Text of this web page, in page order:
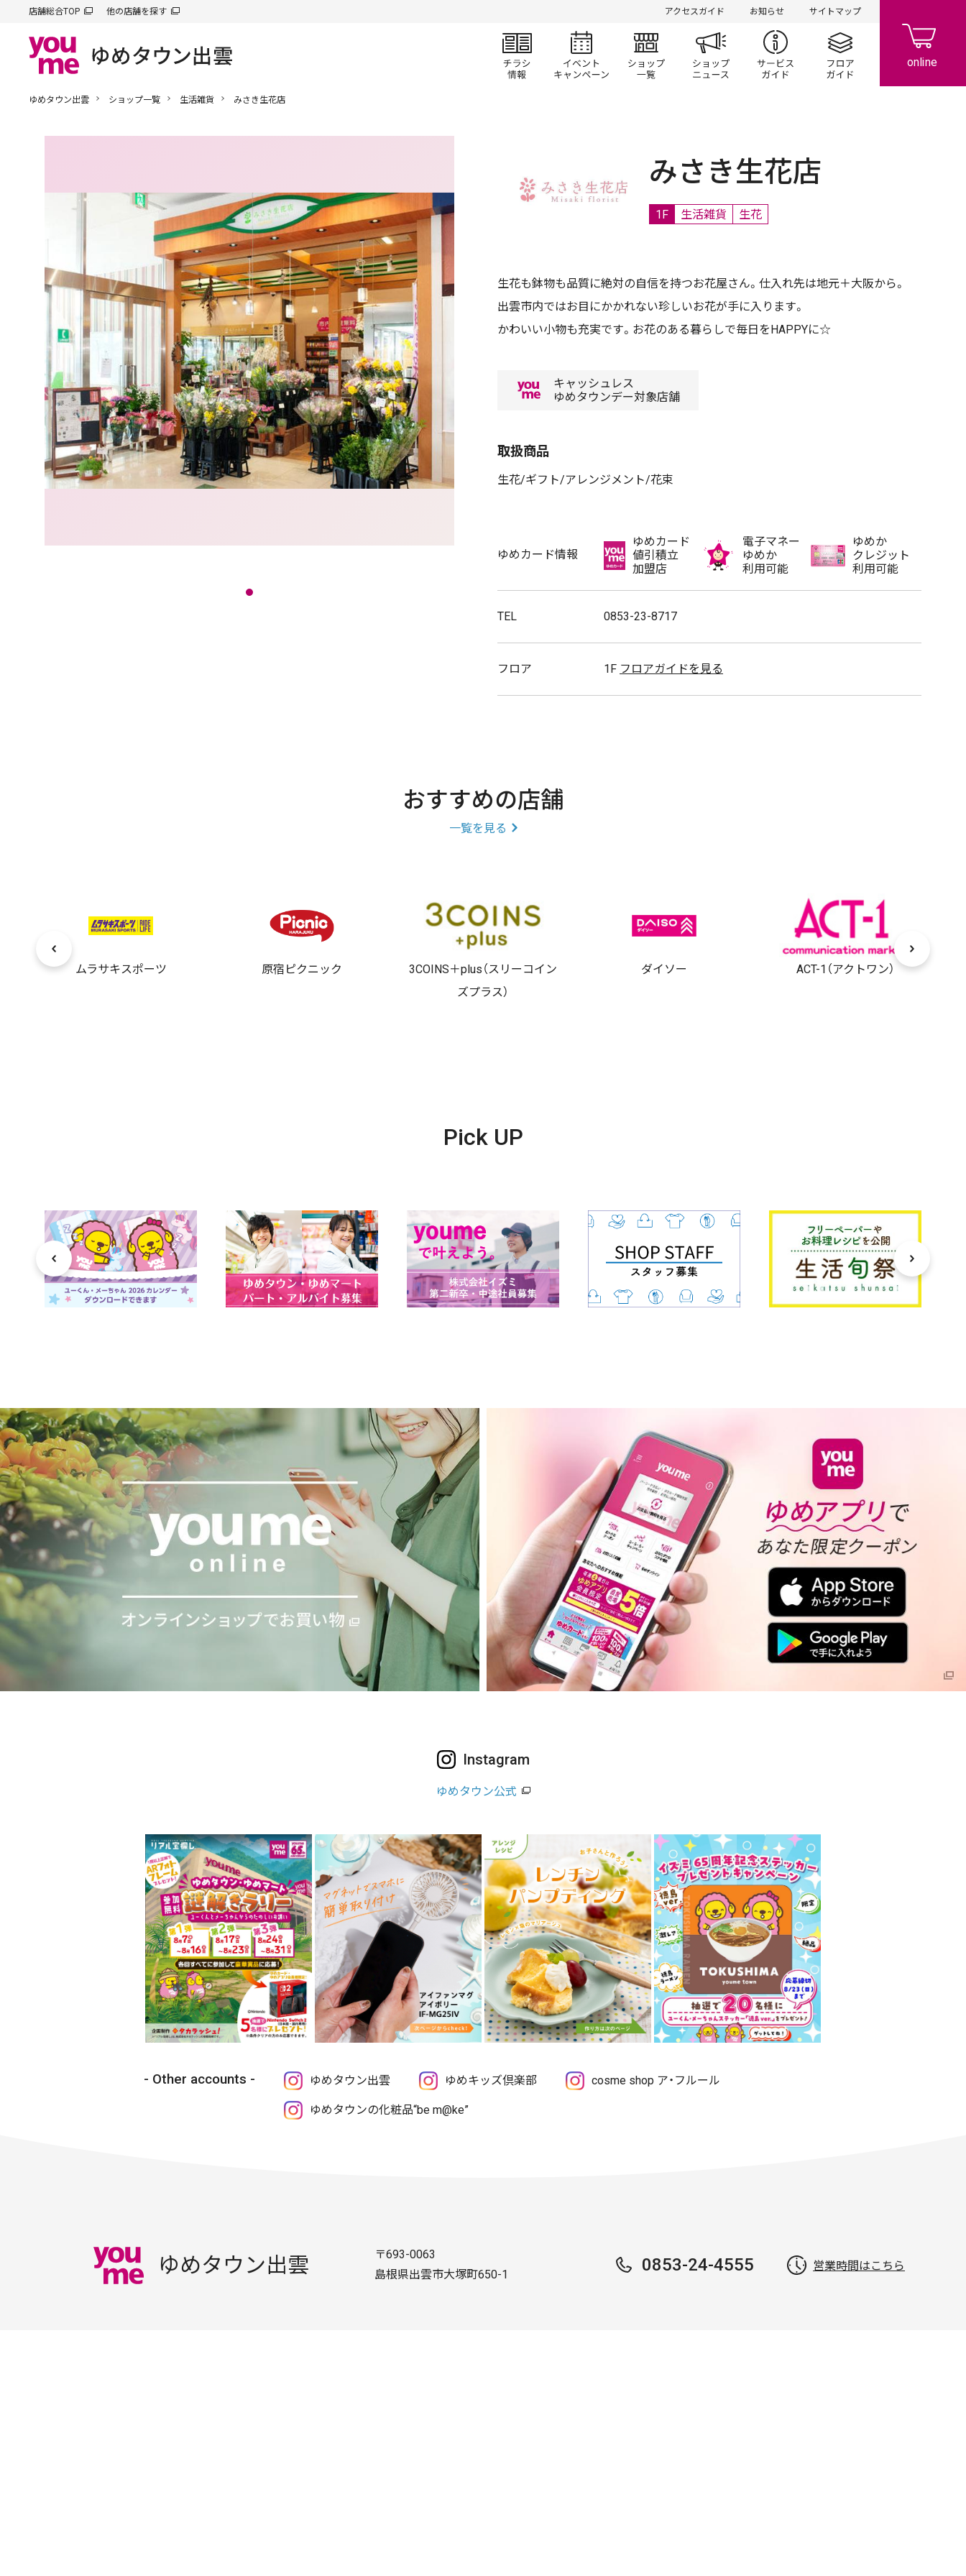
店舗総合TOP 他の店舗を探す アクセスガイド お知らせ サイトマップ
チラシ情報 イベント/キャンペーン
ショップ一覧 ショップニュースサービスガイドフロアガイド
ゆめタウン出雲 ショップ一覧 生活雑貨 みさき生花店
みさき生花店
1F 生活雑貨 生花
生花も鉢物も品質に絶対の自信を持つお花屋さん。仕入れ先は地元＋大阪から。
出雲市内ではお目にかかれない珍しいお花が手に入ります。
かわいい小物も充実です。お花のある暮らしで毎日をHAPPYに☆
キャッシュレス
ゆめタウンデー対象店舗
取扱商品
生花/ギフト/アレンジメント/花束
ゆめカード情報
ゆめカード
値引積立
加盟店
電子マネー
ゆめか
利用可能
ゆめか
クレジット
利用可能
TEL 0853-23-8717
フロア 1F フロアガイドを見る
おすすめの店舗
一覧を見る
ムラサキスポーツ 原宿ピクニック
3COINS＋plus（スリーコイン
ズプラス）
ダイソー ACT-1（アクトワン）
Pick UP
Instagram
ゆめタウン公式
Other accounts ゆめタウン出雲 ゆめキッズ倶楽部 cosme shop ア・フルール
ゆめタウンの化粧品“be m@ke”
ゆめタウン出雲
〒693-0063
島根県出雲市大塚町650-1
0853-24-4555 営業時間はこちら